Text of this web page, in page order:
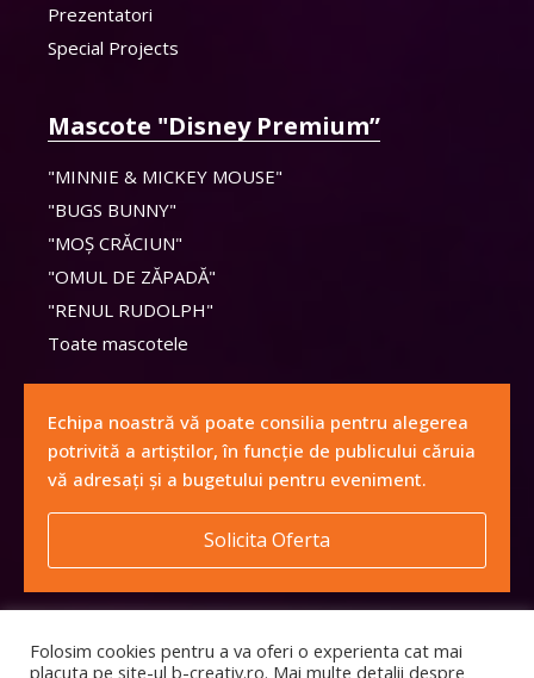
Prezentatori
Special Projects
Mascote "Disney Premium”
"MINNIE & MICKEY MOUSE"
"BUGS BUNNY"
"MOȘ CRĂCIUN"
"OMUL DE ZĂPADĂ"
"RENUL RUDOLPH"
Toate mascotele
Echipa noastră vă poate consilia pentru alegerea
potrivită a artiștilor, în funcție de publicului căruia
vă adresați și a bugetului pentru eveniment.
Solicita Oferta
Folosim cookies pentru a va oferi o experienta cat mai
placuta pe site-ul b-creativ.ro. Mai multe detalii despre